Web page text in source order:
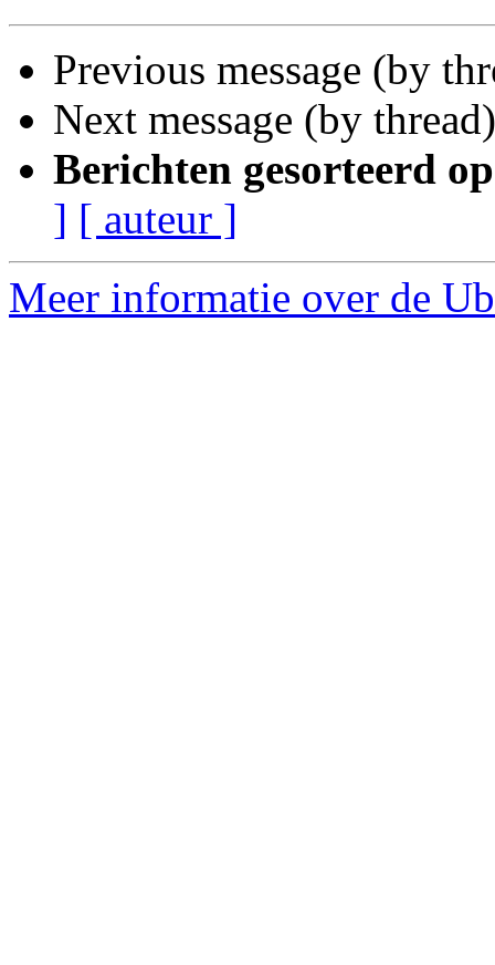
Previous message (by
Next message (by
Berichten gesorteerd
] [ auteur ]
Meer informatie over de